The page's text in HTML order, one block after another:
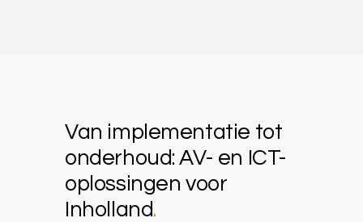
Van implementatie tot
onderhoud: AV- en ICT-
oplossingen voor
Inholland.